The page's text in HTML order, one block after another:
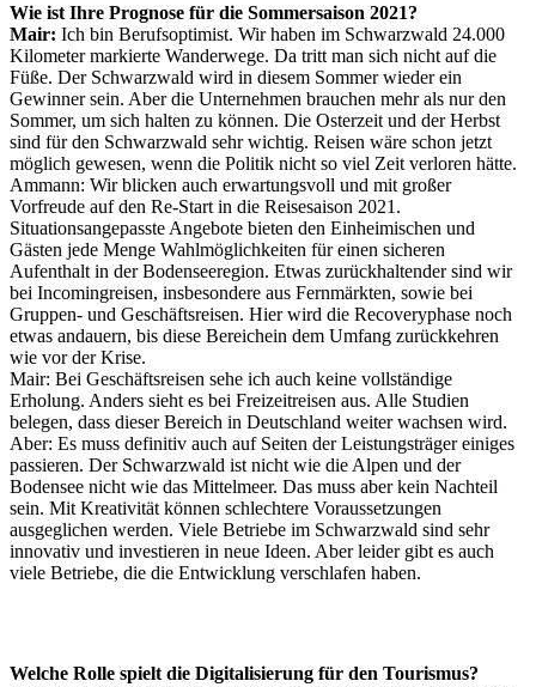
Wie ist Ihre Prognose für die Sommersaison 2021?
Mair: Ich bin Berufsoptimist. Wir haben im Schwarzwald 24.000
Kilometer markierte Wanderwege. Da tritt man sich nicht auf die
Füße. Der Schwarzwald wird in diesem Sommer wieder ein
Gewinner sein. Aber die Unternehmen brauchen mehr als nur den
Sommer, um sich halten zu können. Die Osterzeit und der Herbst
sind für den Schwarzwald sehr wichtig. Reisen wäre schon jetzt
möglich gewesen, wenn die Politik nicht so viel Zeit verloren hätte.
Ammann: Wir blicken auch erwartungsvoll und mit großer
Vorfreude auf den Re-Start in die Reisesaison 2021.
Situationsangepasste Angebote bieten den Einheimischen und
Gästen jede Menge Wahlmöglichkeiten für einen sicheren
Aufenthalt in der Bodenseeregion. Etwas zurückhaltender sind wir
bei Incomingreisen, insbesondere aus Fernmärkten, sowie bei
Gruppen- und Geschäftsreisen. Hier wird die Recoveryphase noch
etwas andauern, bis diese Bereichein dem Umfang zurückkehren
wie vor der Krise.
Mair: Bei Geschäftsreisen sehe ich auch keine vollständige
Erholung. Anders sieht es bei Freizeitreisen aus. Alle Studien
belegen, dass dieser Bereich in Deutschland weiter wachsen wird.
Aber: Es muss definitiv auch auf Seiten der Leistungsträger einiges
passieren. Der Schwarzwald ist nicht wie die Alpen und der
Bodensee nicht wie das Mittelmeer. Das muss aber kein Nachteil
sein. Mit Kreativität können schlechtere Voraussetzungen
ausgeglichen werden. Viele Betriebe im Schwarzwald sind sehr
innovativ und investieren in neue Ideen. Aber leider gibt es auch
viele Betriebe, die die Entwicklung verschlafen haben.
Welche Rolle spielt die Digitalisierung für den Tourismus?